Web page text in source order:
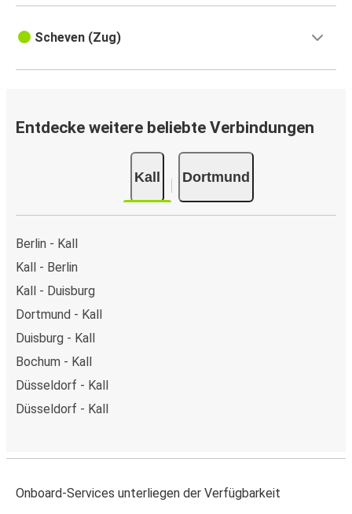
Scheven (Zug)
Entdecke weitere beliebte Verbindungen
Kall Dortmund
Berlin - Kall
Kall - Berlin
Kall - Duisburg
Dortmund - Kall
Duisburg - Kall
Bochum - Kall
Düsseldorf - Kall
Düsseldorf - Kall
Onboard-Services unterliegen der Verfügbarkeit